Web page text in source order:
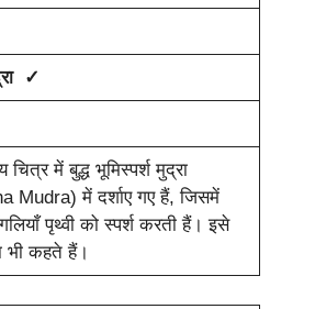
✓
चित्र में बुद्ध भूमिस्पर्श मुद्रा
Mudra) में दर्शाए गए हैं, जिसमें
पृथ्वी को स्पर्श करती हैं। इसे
भी कहते हैं।